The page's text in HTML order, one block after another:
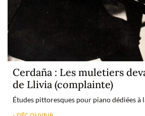
Cerdaña : Les muletiers
de Llivia (complainte)
Études pittoresques pour piano dédiées à